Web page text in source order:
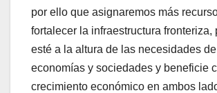
por ello que asignaremos más
fortalecer la infraestructura fronteriza,
esté a la altura de las necesidades
economías y sociedades y beneficie
crecimiento económico en ambos